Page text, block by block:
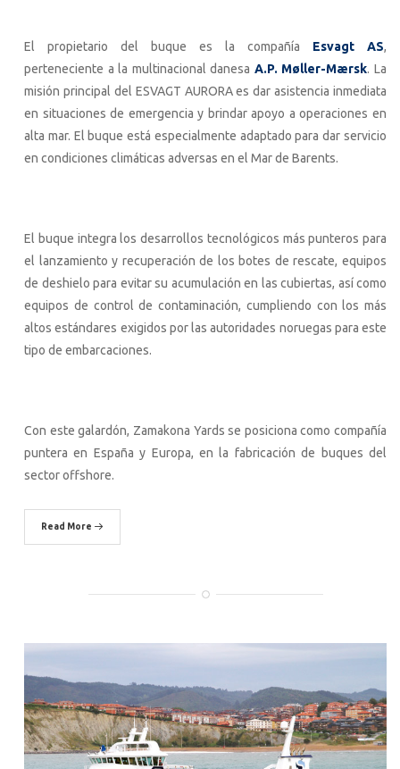
El propietario del buque es la compañía Esvagt AS,
perteneciente a la multinacional danesa A.P. Møller-Mærsk. La
misión principal del ESVAGT AURORA es dar asistencia inmediata
en situaciones de emergencia y brindar apoyo a operaciones en
alta mar. El buque está especialmente adaptado para dar servicio
en condiciones climáticas adversas en el Mar de Barents.
El buque integra los desarrollos tecnológicos más punteros para
el lanzamiento y recuperación de los botes de rescate, equipos
de deshielo para evitar su acumulación en las cubiertas, así como
equipos de control de contaminación, cumpliendo con los más
altos estándares exigidos por las autoridades noruegas para este
tipo de embarcaciones.
Con este galardón, Zamakona Yards se posiciona como compañía
puntera en España y Europa, en la fabricación de buques del
sector offshore.
Read More